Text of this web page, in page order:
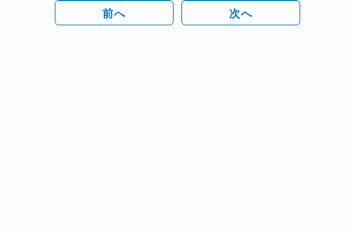
前へ 次へ